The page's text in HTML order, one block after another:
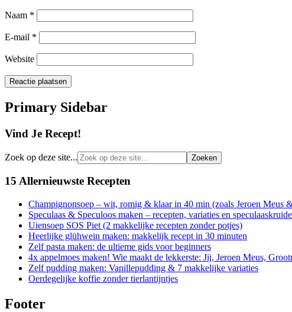
Naam *
E-mail *
Website
Primary Sidebar
Vind Je Recept!
Zoek op deze site...
15 Allernieuwste Recepten
Champignonsoep – wit, romig & klaar in 40 min (zoals Jeroen Meus
Speculaas & Speculoos maken – recepten, variaties en
Uiensoep SOS Piet (2 makkelijke recepten zonder potjes)
Heerlijke glühwein maken: makkelijk recept in 30 minuten
Zelf pasta maken: de ultieme gids voor beginners
4x appelmoes maken! Wie maakt de lekkerste: Jij, Jeroen Meus,
Zelf pudding maken: Vanillepudding & 7 makkelijke variaties
Oerdegelijke koffie zonder tierlantijntjes
Footer